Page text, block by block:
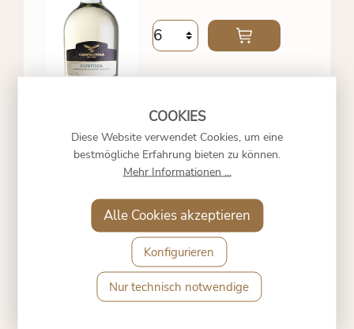
IL BRUNONE VINSANTO
DEL CHIANTI CLASSICO
2009 - LOSI
Diese Website verwendet Cookies, um eine
bestmögliche Erfahrung bieten zu können.
Mehr Informationen ...
Nur technisch notwendige
Konfigurieren
Alle Cookies akzeptieren